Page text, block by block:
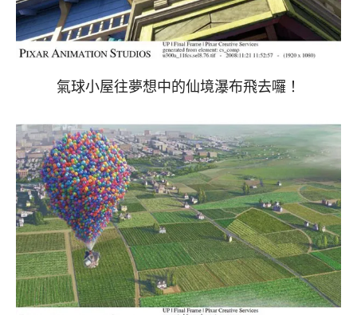
氣球小屋往夢想中的仙境瀑布飛去囉！